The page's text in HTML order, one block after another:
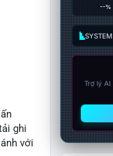
ghi
với
--%
Trợ lý